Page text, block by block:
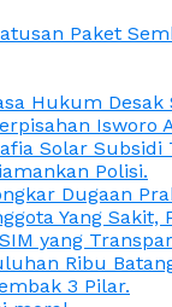
Paket
Hukum
Isworo
Solar
Polisi.
Dugaan
Yang
yang
Ribu
3 Pilar.